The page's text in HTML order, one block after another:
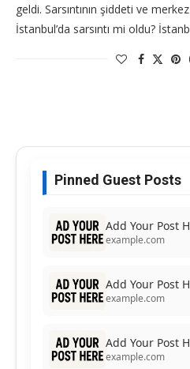
geldi. Sarsıntının şiddeti ve
İstanbul’da sarsıntı mi oldu?
Pinned Guest Posts
Add Your Post
example.com
Add Your Post
example.com
Add Your Post
example.com